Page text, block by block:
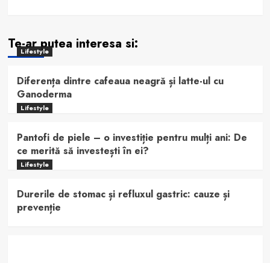
Te-ar putea interesa si:
Lifestyle
Diferența dintre cafeaua neagră și latte-ul cu
Ganoderma
Lifestyle
Pantofi de piele – o investiție pentru mulți ani: De
ce merită să investești în ei?
Lifestyle
Durerile de stomac și refluxul gastric: cauze și
prevenție